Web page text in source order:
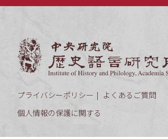
プライバシーポリシー
よくあるご質問
個人情報の保護に関する